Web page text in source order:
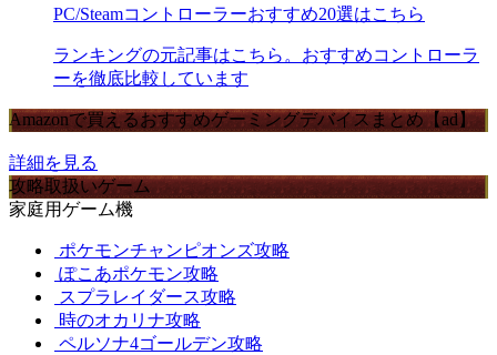
PC/Steamコントローラーおすすめ20選はこちら
ランキングの元記事はこちら。おすすめコントローラ
ーを徹底比較しています
Amazonで買えるおすすめゲーミングデバイスまとめ【ad】
詳細を見る
攻略取扱いゲーム
家庭用ゲーム機
ポケモンチャンピオンズ攻略
ぽこあポケモン攻略
スプラレイダース攻略
時のオカリナ攻略
ペルソナ4ゴールデン攻略